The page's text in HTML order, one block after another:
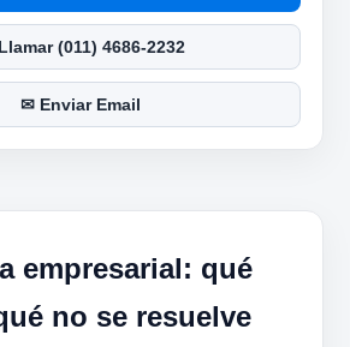
Llamar (011) 4686-2232
Enviar Email
empresarial: qué
no se resuelve